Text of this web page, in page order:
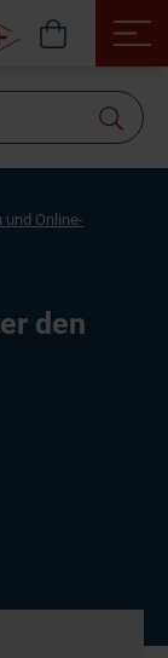
Online-
den